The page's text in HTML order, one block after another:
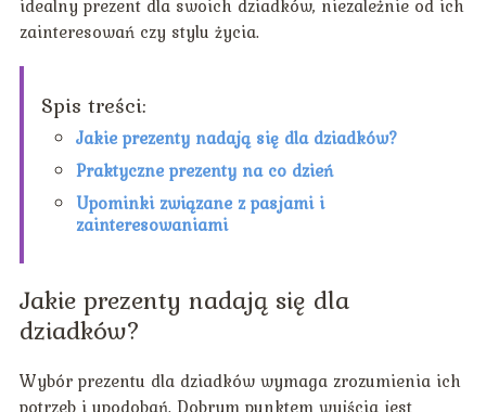
idealny prezent dla swoich dziadków, niezależnie od ich
zainteresowań czy stylu życia.
Spis treści:
Jakie prezenty nadają się dla dziadków?
Praktyczne prezenty na co dzień
Upominki związane z pasjami i
zainteresowaniami
Jakie prezenty nadają się dla
dziadków?
Wybór prezentu dla dziadków wymaga zrozumienia ich